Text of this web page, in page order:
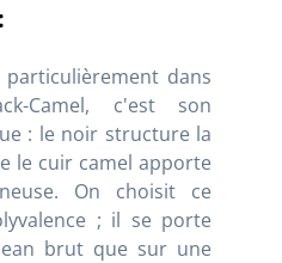
dans
Camel, c'est son
: le noir structure la
le cuir camel apporte
On choisit ce
; il se porte
brut que sur une